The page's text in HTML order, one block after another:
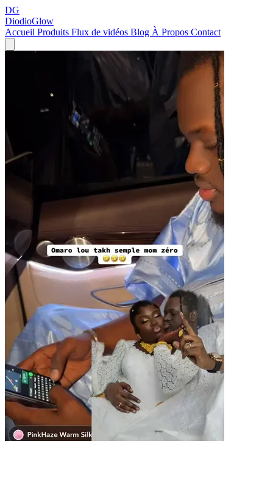
DG
DiodioGlow
Accueil Produits Flux de vidéos Blog À Propos Contact